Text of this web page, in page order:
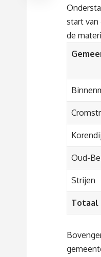
start van
de
Oud-
Strijen
Totaal